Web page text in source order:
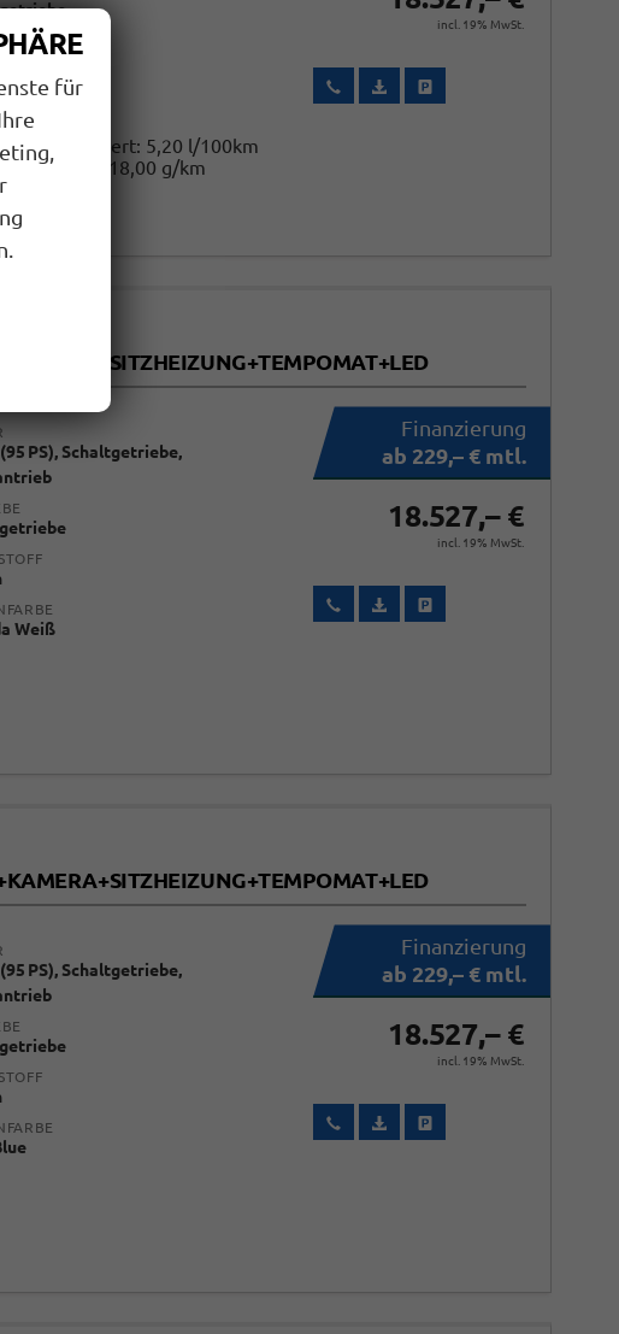
Silber
kombiniert: 5,20 l/100km
118,00 g/km
incl. 19% MwSt.
Wir rufen Sie anFahrzeugexposé (PDF)
Fahrzeug parken
PS), Schaltgetriebe,
Weiß
ab 229,– € mtl.
18.527,– €
incl. 19% MwSt.
Wir rufen Sie anFahrzeugexposé (PDF)
Fahrzeug parken
PS), Schaltgetriebe,
ab 229,– € mtl.
18.527,– €
incl. 19% MwSt.
Wir rufen Sie anFahrzeugexposé (PDF)
Fahrzeug parken
für